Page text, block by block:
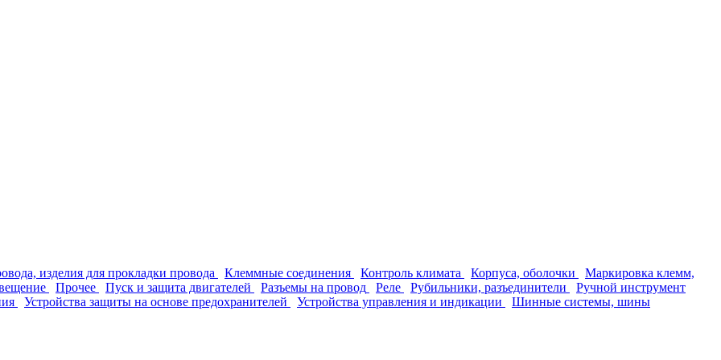
изделия для прокладки провода Клеммные соединения Контроль климата Корпуса, оболочки
Маркировка клемм,
Прочее Пуск и защита двигателей Разъемы на провод Реле Рубильники, разъединители
Ручной инструмент
Устройства защиты на основе предохранителей Устройства управления и индикации
Шинные системы, шины